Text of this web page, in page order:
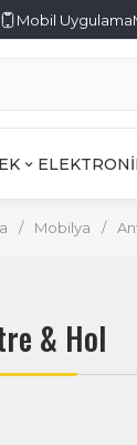
Mobil Uygulama
/ Mobilya /
& Hol